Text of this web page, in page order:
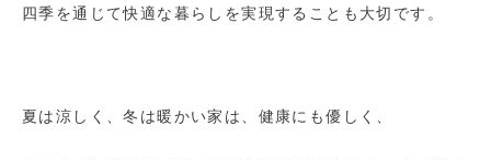
四季を通じて快適な暮らしを実現することも大切です。
夏は涼しく、冬は暖かい家は、健康にも優しく、